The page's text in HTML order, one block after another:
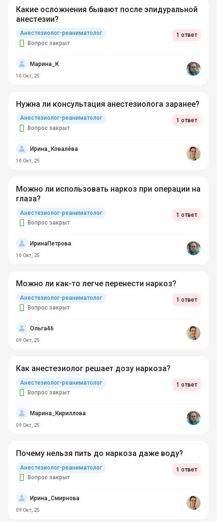
Какие осложнения бывают после эпидуральной
анестезии?
Анестезиолог-реаниматолог
Вопрос закрыт
1 ответ
Марина_К
10 Окт, 25
Нужна ли консультация анестезиолога заранее?
Анестезиолог-реаниматолог
Вопрос закрыт
1 ответ
Ирина_Ковалёва
10 Окт, 25
Можно ли использовать наркоз при операции на
глаза?
Анестезиолог-реаниматолог
Вопрос закрыт
1 ответ
ИринаПетрова
10 Окт, 25
Можно ли как-то легче перенести наркоз?
Анестезиолог-реаниматолог
Вопрос закрыт
1 ответ
Ольга46
09 Окт, 25
Как анестезиолог решает дозу наркоза?
Анестезиолог-реаниматолог
Вопрос закрыт
1 ответ
Марина_Кириллова
09 Окт, 25
Почему нельзя пить до наркоза даже воду?
Анестезиолог-реаниматолог
Вопрос закрыт
1 ответ
Ирина_Смирнова
09 Окт, 25